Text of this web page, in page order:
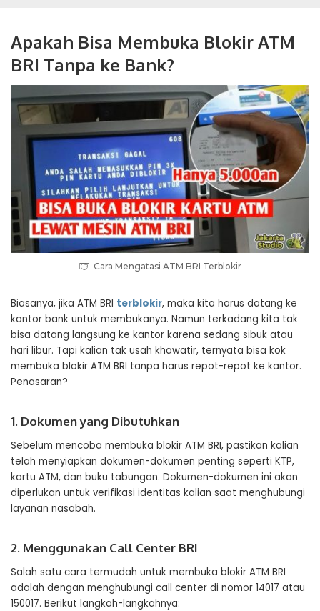
Apakah Bisa Membuka Blokir ATM
BRI Tanpa ke Bank?
Cara Mengatasi ATM BRI Terblokir
Biasanya, jika ATM BRI terblokir, maka kita harus datang ke
kantor bank untuk membukanya. Namun terkadang kita tak
bisa datang langsung ke kantor karena sedang sibuk atau
hari libur. Tapi kalian tak usah khawatir, ternyata bisa kok
membuka blokir ATM BRI tanpa harus repot-repot ke kantor.
Penasaran?
1. Dokumen yang Dibutuhkan
Sebelum mencoba membuka blokir ATM BRI, pastikan kalian
telah menyiapkan dokumen-dokumen penting seperti KTP,
kartu ATM, dan buku tabungan. Dokumen-dokumen ini akan
diperlukan untuk verifikasi identitas kalian saat menghubungi
layanan nasabah.
2. Menggunakan Call Center BRI
Salah satu cara termudah untuk membuka blokir ATM BRI
adalah dengan menghubungi call center di nomor 14017 atau
150017. Berikut langkah-langkahnya: